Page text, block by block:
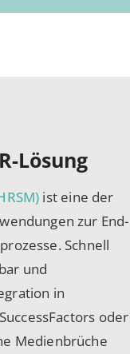
Lösung
ist eine der
zur End-
Schnell
und
in
oder
Medienbrüche